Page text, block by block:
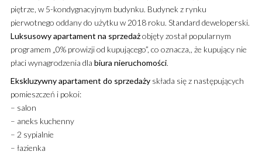
piętrze, w 5-kondygnacyjnym budynku. Budynek z rynku
pierwotnego oddany do użytku w 2018 roku. Standard deweloperski.
Luksusowyapartament na sprzedażobjęty został popularnym
programem „0% prowizji od kupującego”, co oznacza,, że kupujący nie
płaci wynagrodzenia dla biura nieruchomości.
Ekskluzywnyapartament do sprzedażyskłada się z następujących
pomieszczeń i pokoi:
– salon
– aneks kuchenny
– 2 sypialnie
– łazienka